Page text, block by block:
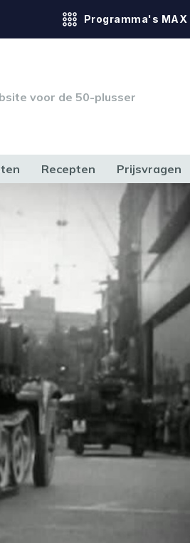
Programma's MAX
voor de 50-plusser
Recepten Prijsvragen
HUIS, TUIN & HOBBY